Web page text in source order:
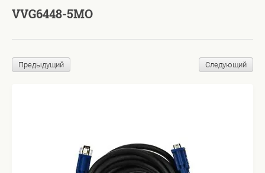
VVG6448-5MO
Предыдущий Следующий